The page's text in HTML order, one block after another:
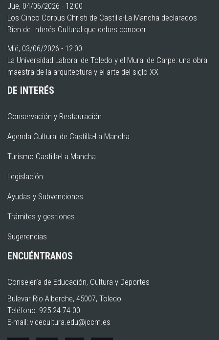
Jue, 04/06/2026 - 12:00
Los Cinco Corpus Christi de Castilla-La Mancha declarados
Bien de Interés Cultural que debes conocer
Mié, 03/06/2026 - 12:00
La Universidad Laboral de Toledo y el Mural de Carpe: una obra
maestra de la arquitectura y el arte del siglo XX
DE INTERÉS
Conservación y Restauración
Agenda Cultural de Castilla-La Mancha
Turismo Castilla-La Mancha
Legislación
Ayudas y Subvenciones
Trámites y gestiones
Sugerencias
ENCUÉNTRANOS
Consejería de Educación, Cultura y Deportes
Bulevar Rio Alberche, 45007, Toledo
Teléfono: 925 24 74 00
E-mail: vicecultura.edu@jccm.es